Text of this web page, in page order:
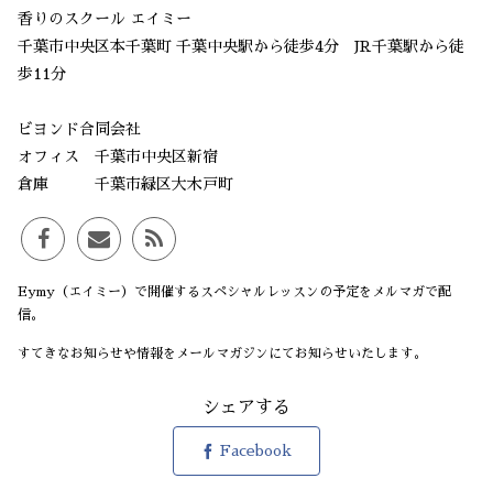
香りのスクール エイミー
千葉市中央区本千葉町 千葉中央駅から徒歩4分 JR千葉駅から徒
歩11分
ビヨンド合同会社
オフィス 千葉市中央区新宿
倉庫 千葉市緑区大木戸町
Eymy（エイミー）で開催するスペシャルレッスンの予定をメルマガで配
信。
すてきなお知らせや情報をメールマガジンにてお知らせいたします。
シェアする
Facebook